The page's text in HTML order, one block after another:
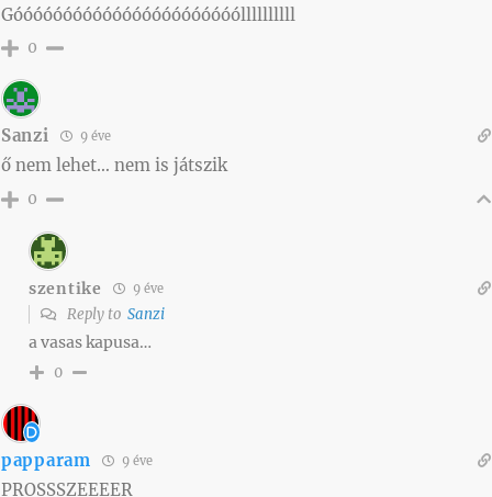
Góóóóóóóóóóóóóóóóóóóóóóóllllllllll
0
Sanzi 9 éve
ő nem lehet… nem is játszik
0
szentike 9 éve
Reply to Sanzi
a vasas kapusa…
0
papparam 9 éve
PROSSSZEEEER